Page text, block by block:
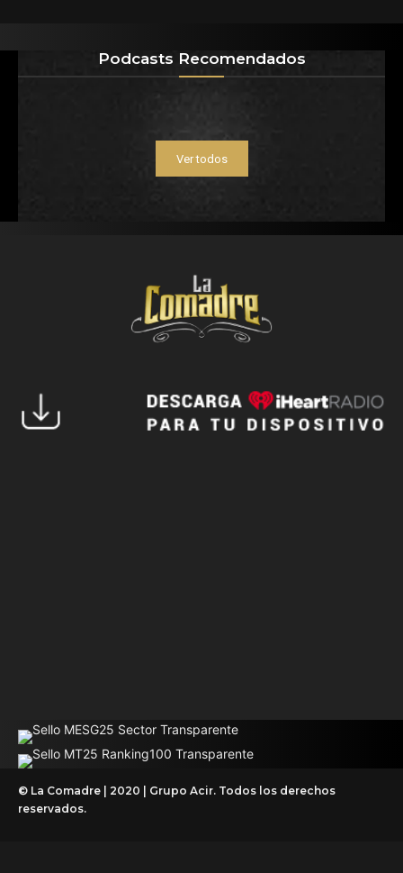
Podcasts Recomendados
Ver todos
© La Comadre | 2020 | Grupo Acir. Todos los derechos
reservados.